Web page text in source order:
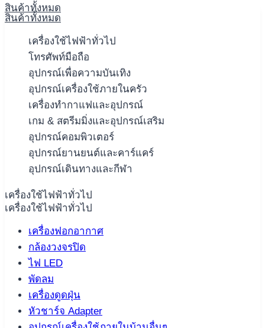
สินค้าทั้งหมด
สินค้าทั้งหมด
เครื่องใช้ไฟฟ้าทั่วไป
โทรศัพท์มือถือ
อุปกรณ์เพื่อความบันเทิง
อุปกรณ์เครื่องใช้ภายในครัว
เครื่องทำกาแฟและอุปกรณ์
เกม & สตรีมมิ่งและอุปกรณ์เสริม
อุปกรณ์คอมพิวเตอร์
อุปกรณ์ยานยนต์และคาร์แคร์
อุปกรณ์เดินทางและกีฬา
เครื่องใช้ไฟฟ้าทั่วไป
เครื่องใช้ไฟฟ้าทั่วไป
เครื่องฟอกอากาศ
กล้องวงจรปิด
ไฟ LED
พัดลม
เครื่องดูดฝุ่น
หัวชาร์จ Adapter